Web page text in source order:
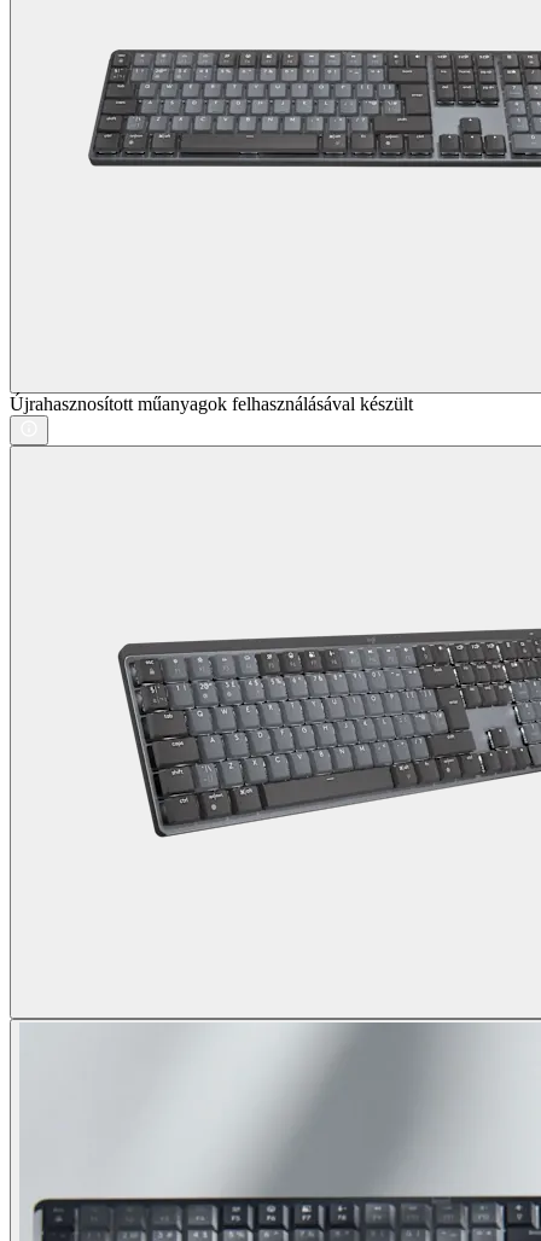
Újrahasznosított műanyagok felhasználásával készült